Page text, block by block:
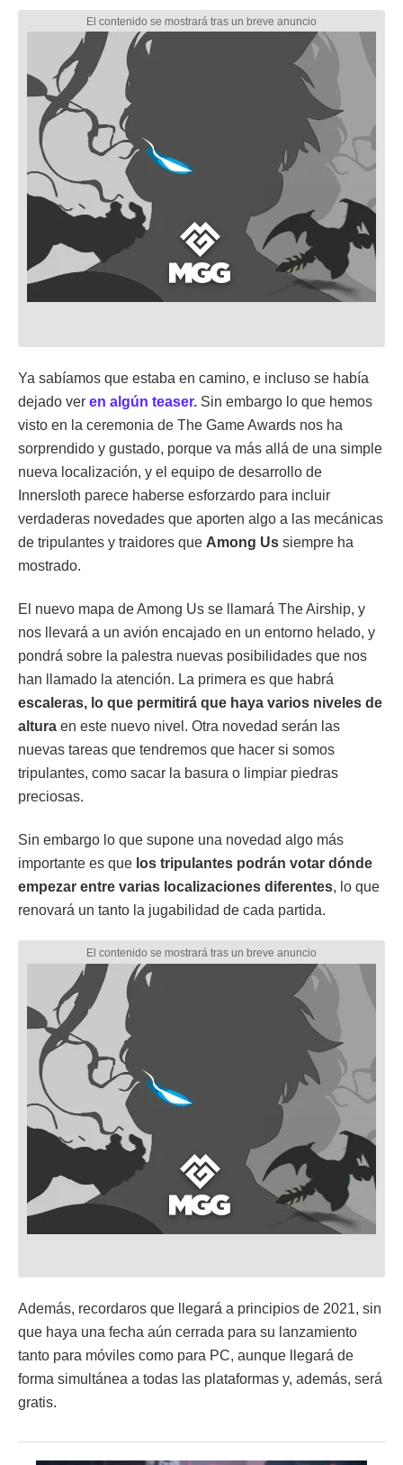
Ya sabíamos que estaba en camino, e incluso se había
dejado ver en algún teaser. Sin embargo lo que hemos
visto en la ceremonia de The Game Awards nos ha
sorprendido y gustado, porque va más allá de una simple
nueva localización, y el equipo de desarrollo de
Innersloth parece haberse esforzardo para incluir
verdaderas novedades que aporten algo a las mecánicas
de tripulantes y traidores que Among Us siempre ha
mostrado.
El nuevo mapa de Among Us se llamará The Airship, y
nos llevará a un avión encajado en un entorno helado, y
pondrá sobre la palestra nuevas posibilidades que nos
han llamado la atención. La primera es que habrá
escaleras, lo que permitirá que haya varios niveles de
altura en este nuevo nivel. Otra novedad serán las
nuevas tareas que tendremos que hacer si somos
tripulantes, como sacar la basura o limpiar piedras
preciosas.
Sin embargo lo que supone una novedad algo más
importante es que los tripulantes podrán votar dónde
empezar entre varias localizaciones diferentes, lo que
renovará un tanto la jugabilidad de cada partida.
Además, recordaros que llegará a principios de 2021, sin
que haya una fecha aún cerrada para su lanzamiento
tanto para móviles como para PC, aunque llegará de
forma simultánea a todas las plataformas y, además, será
gratis.